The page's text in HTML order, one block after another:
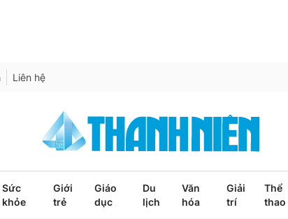
Liên hệ
Sức
khỏe
Giới
trẻ
Giáo
dục
Du
lịch
Văn
hóa
Giải
trí
Thể
thao